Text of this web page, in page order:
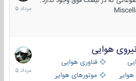
1405
هوایی
فناوری هوایی
موتورهای هوایی
2
مرداد
1405